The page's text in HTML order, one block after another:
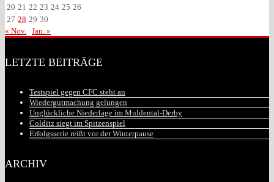
20 21 22 23 24 25 26
27 28 29 30
« Nov.
Jan. »
LETZTE BEITRÄGE
Testspiel gegen CFC steht an
Wiedergutmachung gelungen
Unglückliche Niederlage im Muldental-Derby
Colditz siegt im Spitzenspiel
Erfolgsserie reißt vor der Winterpause
ARCHIV